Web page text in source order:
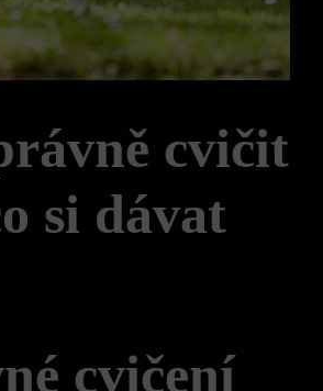
cvičit
si dávat
cvičení